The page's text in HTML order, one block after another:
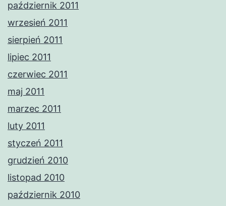
październik 2011
wrzesień 2011
sierpień 2011
lipiec 2011
czerwiec 2011
maj 2011
marzec 2011
luty 2011
styczeń 2011
grudzień 2010
listopad 2010
październik 2010